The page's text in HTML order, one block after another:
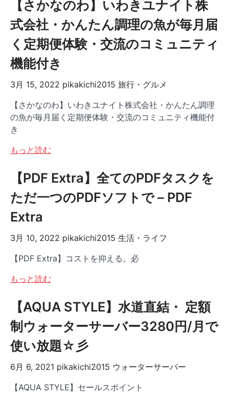
【さかなのわ】いわきユナイト株
式会社・かんたん調理の魚が毎月届
く定期便体験・交流のコミュニティ
機能付き
3月 15, 2022 pikakichi2015 旅行・グルメ
【さかなのわ】いわきユナイト株式会社・かんたん調理
の魚が毎月届く定期便体験・交流のコミュニティ機能付
き
もっと読む
【PDF Extra】全てのPDFタスクを
ただ一つのPDFソフトで – PDF
Extra
3月 10, 2022 pikakichi2015 生活・ライフ
【PDF Extra】コストを抑える。必
もっと読む
【AQUA STYLE】水道直結・ 定額
制ウォーターサーバー3280円/月で
使い放題☆彡
6月 6, 2021 pikakichi2015 ウォーターサーバー
【AQUA STYLE】セールスポイント